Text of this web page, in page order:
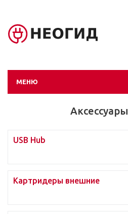
МЕНЮ
Аксессуары
USB Hub
Картридеры внешние